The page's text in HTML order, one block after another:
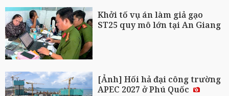
Khởi tố vụ án làm giả gạo
ST25 quy mô lớn tại An Giang
[Ảnh] Hối hả đại công trường
APEC 2027 ở Phú Quốc